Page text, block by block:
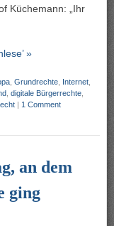
Küchemann: „Ihr
»
Grundrechte Internet
digitale Bürgerrechte
| 1 Comment
an dem
ging